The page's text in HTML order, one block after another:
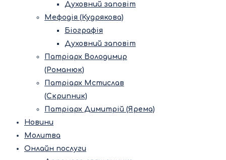
Духовний заповіт
Мефодія (Кудрякова)
Біографія
Духовний заповіт
Патріарх Володимир
(Романюк)
Патріарх Мстислав
(Скрипник)
Патріарх Димитрій (Ярема)
Новини
Молитва
Онлайн послуги